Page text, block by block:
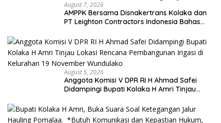
August 7, 2026
AMPPK Bersama Disnakertrans Kolaka dan
PT Leighton Contractors Indonesia Bahas
August 5, 2026
Anggota Komisi V DPR RI H Ahmad Safei
Didampingi Bupati Kolaka H Amri Tinjau
Kelurahan 19 November Wundulako